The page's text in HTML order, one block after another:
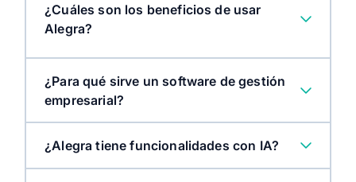
Eres emprendedor(a) o pyme
Vendes en local
Tu negocio está creciendo
software de nómina
¿Cuáles son los beneficios de usar
Alegra?
¿Para qué sirve un software de gestión
empresarial?
¿Alegra tiene funcionalidades con IA?